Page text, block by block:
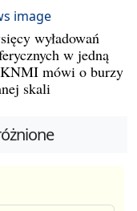
wyładowań
w jedną
mówi o burzy
skali